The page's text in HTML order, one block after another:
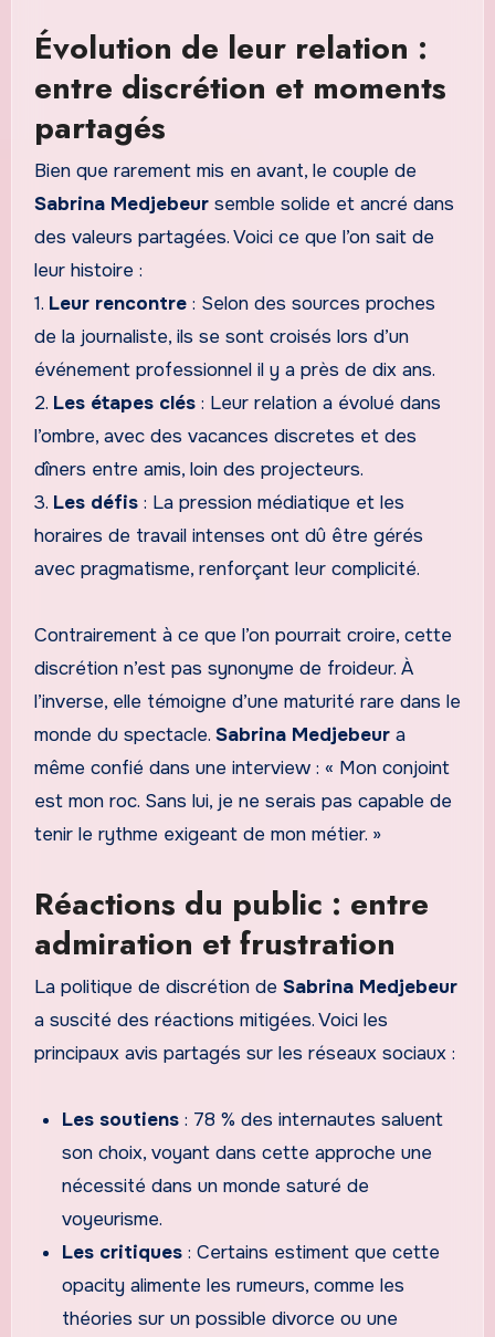
Évolution de leur relation :
entre discrétion et moments
partagés
Bien que rarement mis en avant, le couple de
Sabrina Medjebeursemble solide et ancré dans
des valeurs partagées. Voici ce que l’on sait de
leur histoire :
1. Leur rencontre: Selon des sources proches
de la journaliste, ils se sont croisés lors d’un
événement professionnel il y a près de dix ans.
2. Les étapes clés: Leur relation a évolué dans
l’ombre, avec des vacances discretes et des
dîners entre amis, loin des projecteurs.
3. Les défis: La pression médiatique et les
horaires de travail intenses ont dû être gérés
avec pragmatisme, renforçant leur complicité.
Contrairement à ce que l’on pourrait croire, cette
discrétion n’est pas synonyme de froideur. À
l’inverse, elle témoigne d’une maturité rare dans le
monde du spectacle. Sabrina Medjebeura
même confié dans une interview : « Mon conjoint
est mon roc. Sans lui, je ne serais pas capable de
tenir le rythme exigeant de mon métier. »
Réactions du public : entre
admiration et frustration
La politique de discrétion de Sabrina Medjebeur
a suscité des réactions mitigées. Voici les
principaux avis partagés sur les réseaux sociaux :
Les soutiens : 78 % des internautes saluent
son choix, voyant dans cette approche une
nécessité dans un monde saturé de
voyeurisme.
Les critiques : Certains estiment que cette
opacity alimente les rumeurs, comme les
théories sur un possible divorce ou une